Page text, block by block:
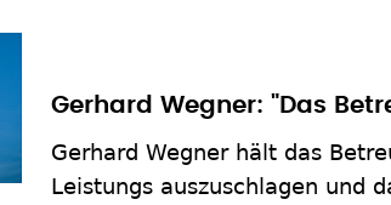
Gerhard Wegner: "Das
Gerhard Wegner hält das
Leistungs auszuschlagen und